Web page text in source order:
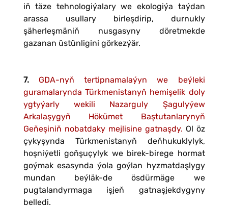
iň täze tehnologiýalary we ekologiýa taýdan
arassa usullary birleşdirip, durnukly
şäherleşmäniň nusgasyny döretmekde
gazanan üstünligini görkezýär.
7. GDA-nyň tertipnamalaýyn we beýleki
guramalarynda Türkmenistanyň hemişelik doly
ygtyýarly wekili Nazarguly Şagulyýew
Arkalaşygyň Hökümet Baştutanlarynyň
Geňeşiniň nobatdaky mejlisine gatnaşdy. Ol öz
çykyşynda Türkmenistanyň deňhukuklylyk,
hoşniýetli goňşuçylyk we birek-birege hormat
goýmak esasynda ýola goýlan hyzmatdaşlygy
mundan beýläk-de ösdürmäge we
pugtalandyrmaga işjeň gatnaşjekdygyny
belledi.